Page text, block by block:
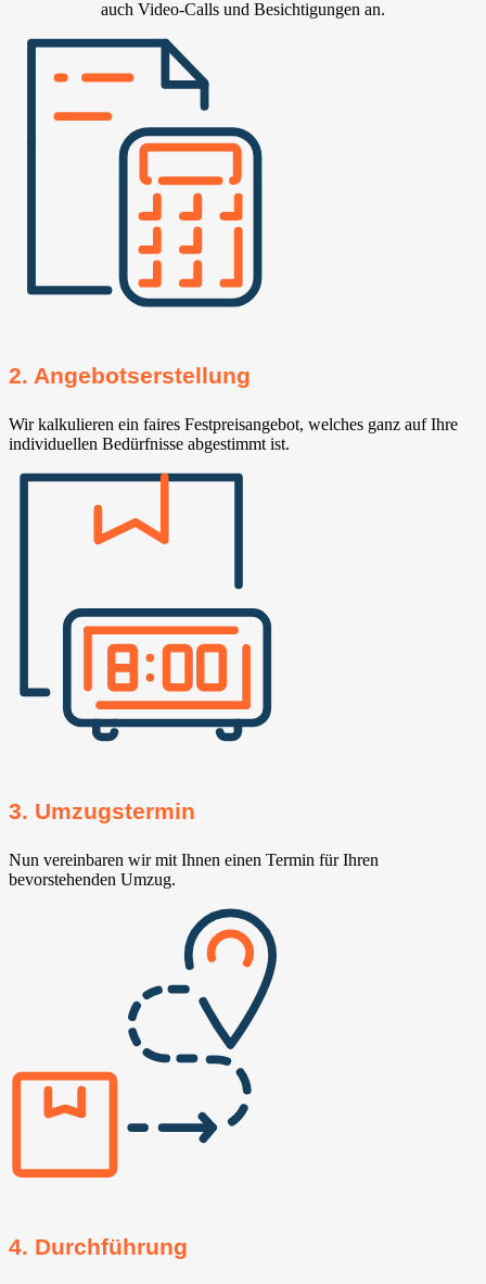
auch Video-Calls und Besichtigungen an.
2. Angebotserstellung
Wir kalkulieren ein faires Festpreisangebot, welches ganz auf Ihre
individuellen Bedürfnisse abgestimmt ist.
3. Umzugstermin
Nun vereinbaren wir mit Ihnen einen Termin für Ihren
bevorstehenden Umzug.
4. Durchführung